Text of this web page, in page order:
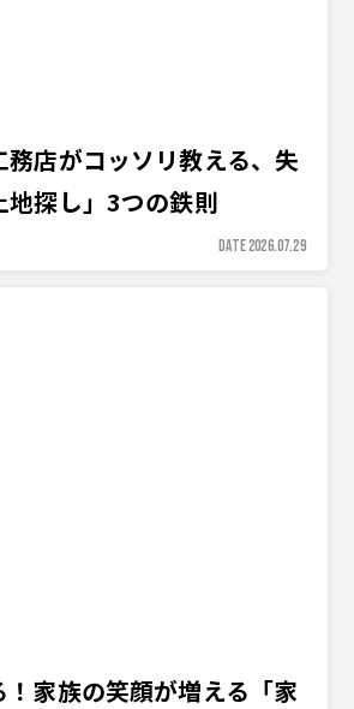
務店がコッソリ教える、失
地探し」3つの鉄則
DATE 2026.07.29
！家族の笑顔が増える「家